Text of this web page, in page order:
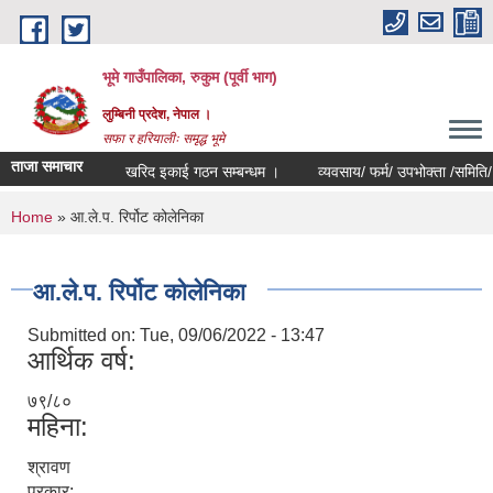
Skip to main content
भूमे गाउँपालिका, रुकुम (पूर्वी भाग)
लुम्बिनी प्रदेश, नेपाल ।
सफा र हरियालीः समृद्ध भूमे
ताजा समाचारखरिद इकाई गठन सम्बन्धम । व्यवसाय/ फर्म/ उपभोक्ता /समिति/ समुह/
You are here
Home » आ.ले.प. रिर्पोट कोलेनिका
आ.ले.प. रिर्पोट कोलेनिका
Submitted on: Tue, 09/06/2022 - 13:47
आर्थिक वर्ष:
७९/८०
महिना:
श्रावण